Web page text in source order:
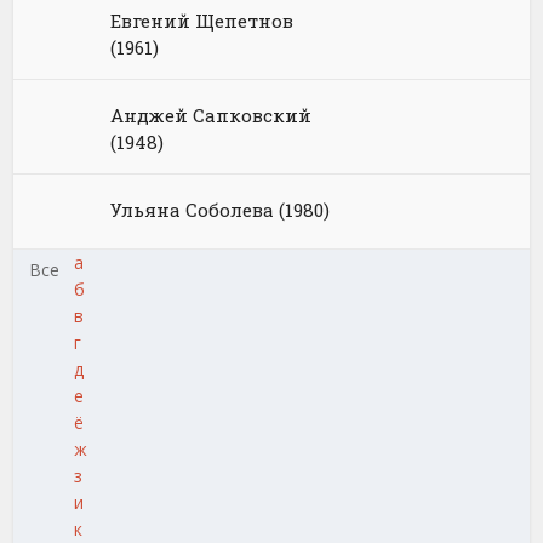
Евгений Щепетнов
(1961)
Анджей Сапковский
(1948)
Ульяна Соболева (1980)
Все
а
б
в
г
д
е
ё
ж
з
и
к